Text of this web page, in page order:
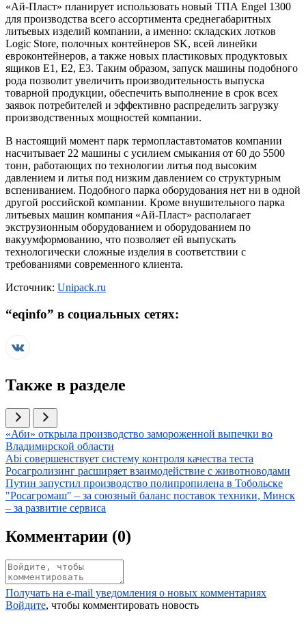
«Ай-Пласт» планирует использовать новый ТПА Engel 1300
для производства всего ассортимента среднегабаритных
литьевых изделий компании, а именно: складских лотков
Logic Store, полочных контейнеров SK, всей линейки
евроконтейнеров, а также новых пластиковых продуктовых
ящиков E1, E2, E3. Таким образом, запуск машины подобного
рода позволит увеличить производительность выпуска
товарной продукции, обеспечить выполнение в срок всех
заявок потребителей и эффективно распределить загрузку
производственных мощностей компании.
В настоящий момент парк термопластавтоматов компании
насчитывает 22 машины с усилием смыкания от 60 до 5500
тонн, работающих по технологии литья под высоким
давлением и литья под низким давлением со структурным
вспениванием. Подобного парка оборудования нет ни в одной
другой российской компании. Кроме внушительного парка
литьевых машин компания «Ай-Пласт» располагает
экструзионным оборудованием и оборудованием по
вакуумформованию, что позволяет ей выпускать
технологически сложные изделия в соответствии с
требованиями современного клиента.
Источник: Unipack.ru
“eqinfo” в социальных сетях:
Также в разделе
Иллюстрация новости
«Аби» открыла производство замороженной выпечки во
Владимирской области
Иллюстрация новости
Abi совершенствует систему контроля качества теста
Иллюстрация новости
Росагролизинг расширяет взаимодействие с животноводами
Иллюстрация новости
Путин запустил производство полипропилена в Тобольске
Иллюстрация новости
"Росагромаш" – за союзный баланс поставок техники, Минск
– за развитие сервиса
Комментарии (0)
Получать на e‑mail уведомления о новых комментариях
Войдите, чтобы комментировать новость